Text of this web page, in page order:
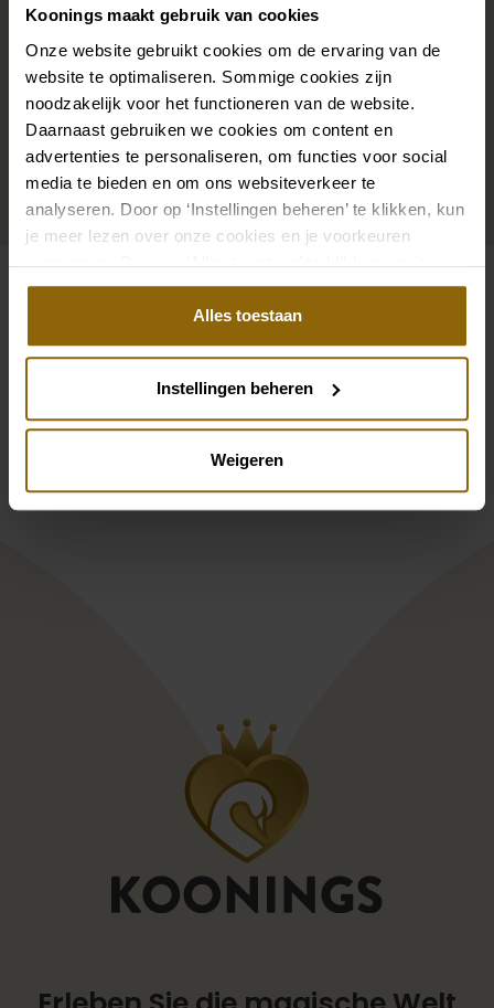
Koonings maakt gebruik van cookies
Onze website gebruikt cookies om de ervaring van de
website te optimaliseren. Sommige cookies zijn
noodzakelijk voor het functioneren van de website.
Daarnaast gebruiken we cookies om content en
advertenties te personaliseren, om functies voor social
media te bieden en om ons websiteverkeer te
analyseren. Door op ‘Instellingen beheren’ te klikken, kun
je meer lezen over onze cookies en je voorkeuren
aanpassen. Door op ‘Alles toestaan’ te klikken, ga je
akkoord met het gebruik van alle cookies.
Alles toestaan
Instellingen beheren
Weigeren
ein wunderschöner Schleier, Haarband oder
Haarnadel für deine Brautfrisur: Dein Brautlook ist erst
mit passenden Accessoires komplett. In unserem
großen Accessoire-Shop mit Accessoires für Braut
und Bräutigam findest du die perfekte Ergänzung zu
deinem Kleid oder Hochzeitsanzug.
Zu den Accessoires
Siehe auch
Poirier KB-75305 Ring-Kissen
Pinterest
Poirier C-7671
Poirier C-75102 Cape | Spitze | 60cm
Pinterest
Poirier T-75414